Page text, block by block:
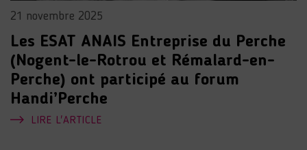
21 novembre 2025
Les ESAT ANAIS Entreprise du Perche
(Nogent-le-Rotrou et Rémalard-en-
Perche) ont participé au forum
Handi’Perche
LIRE L'ARTICLE